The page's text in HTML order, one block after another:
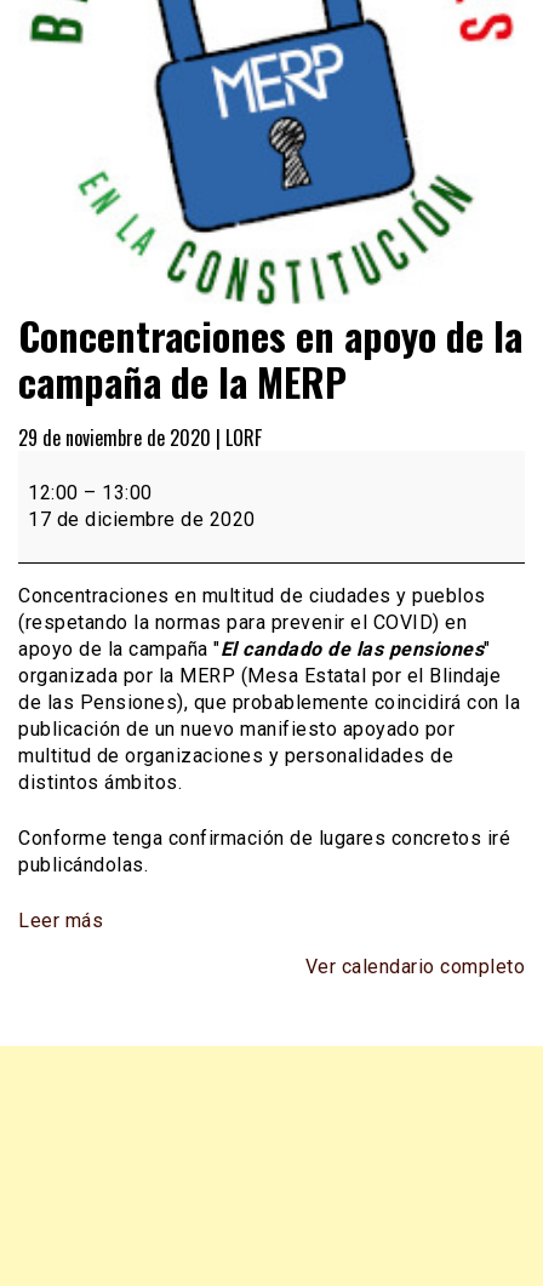
Concentraciones en apoyo de la
campaña de la MERP
29 de noviembre de 2020 | LORF
en
apoyo
la
campaña
de
la
MERP
12:00 – 13:00
17 de diciembre de 2020
Concentraciones en multitud de ciudades y pueblos
(respetando la normas para prevenir el COVID) en
apoyo de la campaña "El candado de las pensiones"
organizada por la MERP (Mesa Estatal por el Blindaje
de las Pensiones), que probablemente coincidirá con la
publicación de un nuevo manifiesto apoyado por
multitud de organizaciones y personalidades de
distintos ámbitos.
Conforme tenga confirmación de lugares concretos iré
publicándolas.
Leer más
Ver calendario completo